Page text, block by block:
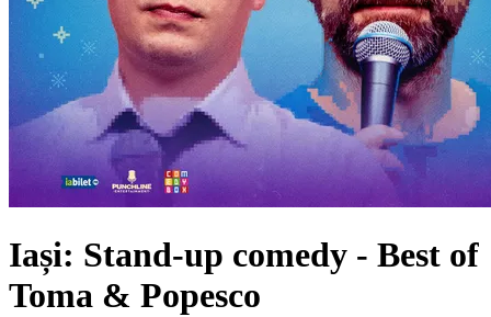
Iași: Stand-up comedy - Best of
Toma & Popesco